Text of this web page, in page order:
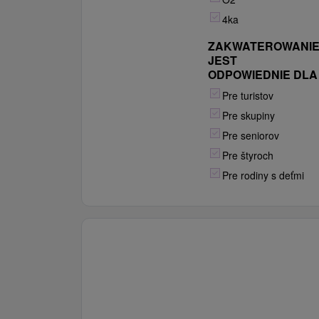
Múzea TANAPu v Tatranskej
zabaviť sa môžu v galérii Dobrá
hračka, v Tricklandii (svet trick-artu a
optickej ilúzie), alebo na horskej
bobovej dráhe Tatrabob.
4ka
JEST
ODPOWIEDNIE DLA
Pre turistov
Pre skupiny
Pre seniorov
Pre štyroch
Pre rodiny s deťmi